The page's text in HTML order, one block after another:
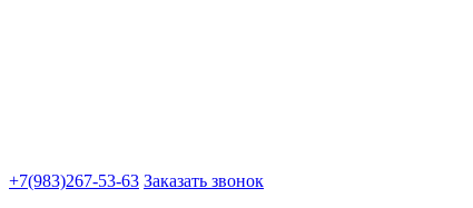
+7(983)267-53-63 Заказать звонок